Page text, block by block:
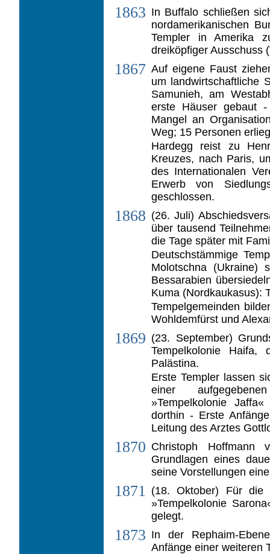
1863 In Buffalo schließen
nordameri­kanischen
Templer in Amerika
dreiköpfiger Ausschuss
1867 Auf eigene Faust
um landwirt­schaftliche
Samunieh, am
erste Häuser gebaut
Mangel an
Weg; 15 Personen
Hardegg reist zu
Kreuzes, nach Paris,
des Internationalen
Erwerb von
geschlossen.
1868 (26. Juli)
über tausend
die Tage später mit
Deutschstämmige
Molotschna (Ukraine)
Bessarabien
Kuma (Nordkaukasus):
Tempelgemeinden
Wohldemfürst und
1869 (23. September)
Tempelkolonie
Palästina.
Erste Templer lassen
einer
»Tempelkolonie
dorthin - Erste
Leitung des Arztes
1870 Christoph Hoffmann
Grundlagen eines
seine Vorstellungen
1871 (18. Oktober) Für die
»Tempelkolonie
gelegt.
1873 In der Rephaim-
Anfänge einer weiteren